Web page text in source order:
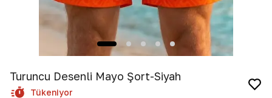
Turuncu Desenli Mayo Şort-Siyah
Tükeniyor